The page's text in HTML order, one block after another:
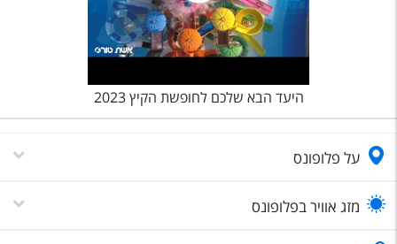
היעד הבא שלכם לחופשת הקיץ 2023
על פלופונס
מזג אוויר בפלופונס